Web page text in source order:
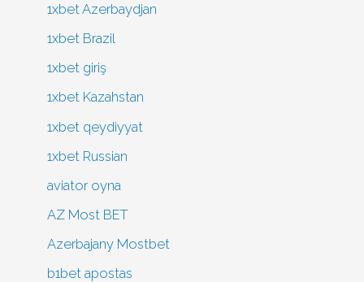
1xbet Azerbaydjan
1xbet Brazil
1xbet giriş
1xbet Kazahstan
1xbet qeydiyyat
1xbet Russian
aviator oyna
AZ Most BET
Azerbajany Mostbet
b1bet apostas